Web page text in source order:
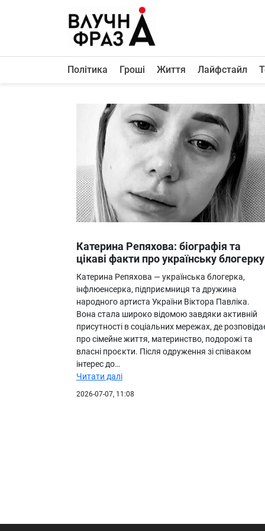
Політика
Життя
Лайфстайл
ТехноНаука
Людина
Корисності
Про нас
Політика Гроші Життя Лайфстайл
Катерина Репяхова: біографія та
цікаві факти про українську блогерку
Катерина Репяхова — українська блогерка,
інфлюенсерка, підприємниця та дружина
народного артиста України Віктора Павліка.
Вона стала широко відомою завдяки активній
присутності в соціальних мережах, де
про сімейне життя, материнство, подорожі та
власні проєкти. Після одруження зі співаком
інтерес до…
Читати далі
2026-07-07, 11:08